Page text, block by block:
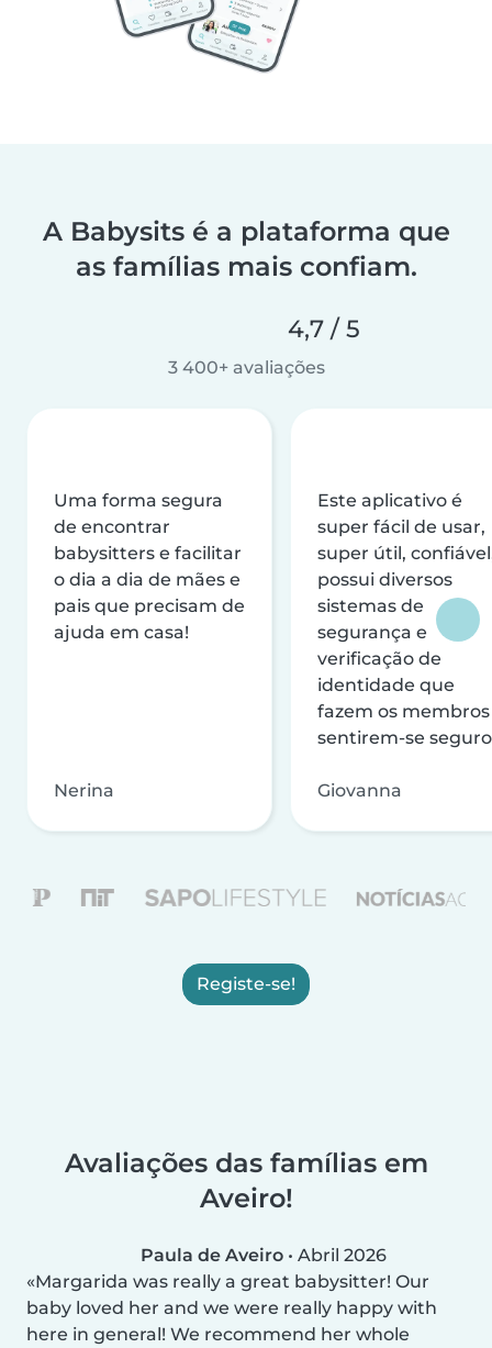
A Babysits é a plataforma que
as famílias mais confiam.
4,7 / 5
3 400+ avaliações
Uma forma segura
de encontrar
babysitters e facilitar
o dia a dia de mães e
pais que precisam de
ajuda em casa!
Nerina
Este aplicativo é
super fácil de usar,
super útil,
possui diversos
sistemas de
segurança e
verificação de
identidade que
fazem os membros
sentirem-se
Giovanna
Registe-se!
Avaliações das famílias em
Aveiro!
Paula de Aveiro • Abril 2026
Margarida was really a great babysitter! Our
baby loved her and we were really happy with
here in general! We recommend her whole